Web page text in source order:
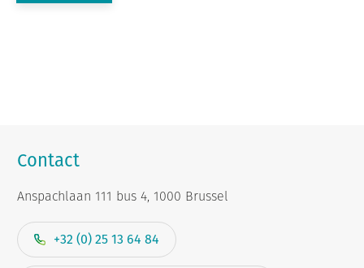
Contact
Anspachlaan 111 bus 4, 1000 Brussel
+32 (0) 25 13 64 84